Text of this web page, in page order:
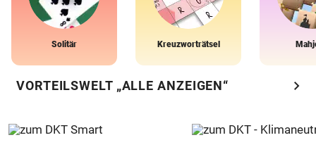
Solitär Kreuzworträtsel
VORTEILSWELT „ALLE ANZEIGEN“ chevron_right